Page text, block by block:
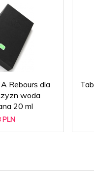
Rebours dla
woda
20 ml
PLN